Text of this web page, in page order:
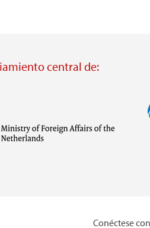
central de:
ministries/
Conéctese